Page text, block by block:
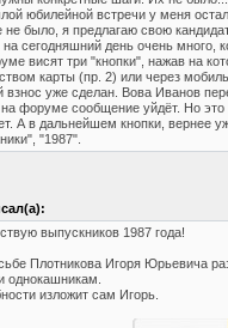
юбилейной встречи у меня
не было, я предлагаю свою
на сегодняшний день очень много,
висят три "кнопки", нажав на
карты (пр. 2) или через
взнос уже сделан. Вова Иванов
форуме сообщение уйдёт. Но это
А в дальнейшем кнопки, вернее
"1987".
выпускников 1987 года!
Плотникова Игоря Юрьевича
однокашникам.
изложит сам Игорь.